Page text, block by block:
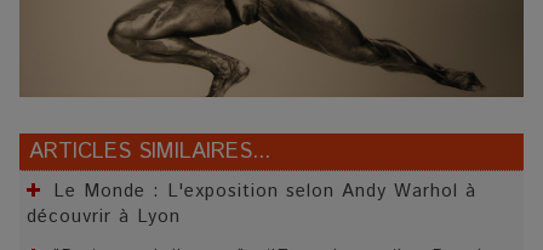
ARTICLES SIMILAIRES...
Le Monde : L'exposition selon Andy Warhol à
découvrir à Lyon